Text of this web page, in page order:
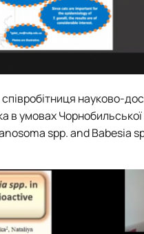
науково-
в умовах
spp. and